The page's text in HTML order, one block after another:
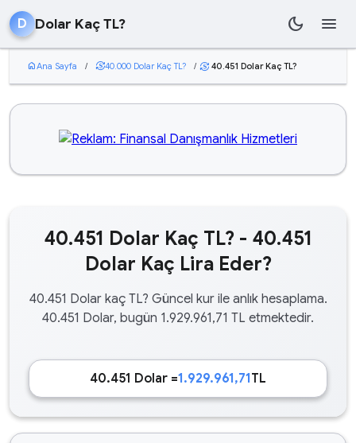
D Dolar Kaç TL? dark_mode menu
homeAna Sayfa / currency_exchange40.000 Dolar Kaç TL? / currency_exchange 40.451 Dolar Kaç TL?
40.451 Dolar Kaç TL? - 40.451
Dolar Kaç Lira Eder?
40.451 Dolar kaç TL? Güncel kur ile anlık hesaplama.
40.451 Dolar, bugün 1.929.961,71 TL etmektedir.
40.451 Dolar =1.929.961,71TL